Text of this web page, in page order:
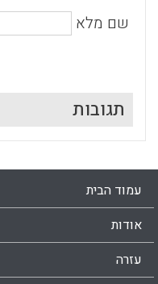
שם מלא
תגובות
עמוד הבית
אודות
עזרה